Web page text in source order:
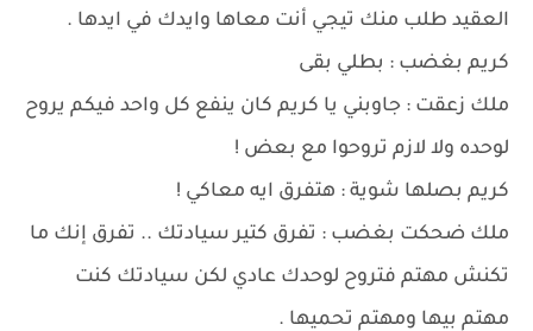
العقيد طلب منك تيجي أنت معاها وايدك في ايدها .
كريم بغضب : بطلي بقى
ملك زعقت : جاوبني يا كريم كان ينفع كل واحد فيكم يروح
لوحده ولا لازم تروحوا مع بعض !
كريم بصلها شوية : هتفرق ايه معاكي !
ملك ضحكت بغضب : تفرق كتير سيادتك .. تفرق إنك ما
تكنش مهتم فتروح لوحدك عادي لكن سيادتك كنت
مهتم بيها ومهتم تحميها .